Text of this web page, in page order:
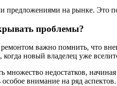
предложениями на рынке. Это
проблемы?
важно помнить, что
когда новый владелец уже
множество недостатков,
внимание на ряд аспектов.